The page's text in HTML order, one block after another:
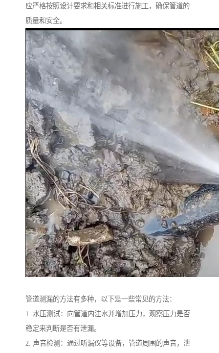
应严格按照设计要求和相关标准进行施工，确保管道的
质量和安全。
管道测漏的方法有多种，以下是一些常见的方法：
1. 水压测试：向管道内注水并增加压力，观察压力是否
稳定来判断是否有泄漏。
2. 声音检测：通过听漏仪等设备，管道周围的声音，泄